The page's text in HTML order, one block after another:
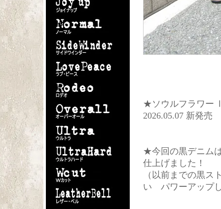
★ソウルフラワー
2026.05.07 新発売
★今回の黒デニム
仕上げました！
（以前までの黒
い パワーアップ